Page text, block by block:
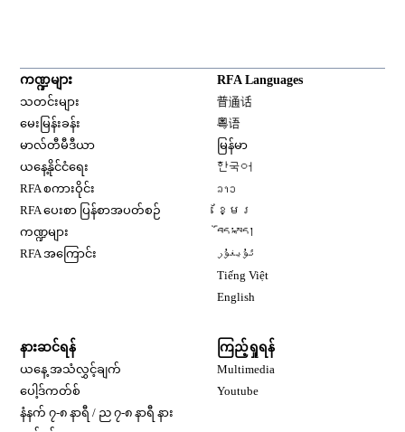
ကဏ္ဍများ
သတင်းများ
မေးမြန်းခန်း
မာလ်တီမီဒီယာ
ယနေ့နိုင်ငံရေး
RFA စကားဝိုင်း
RFA ပေးစာ ပြန်စာအပတ်စဉ်
ကဏ္ဍများ
RFA အကြောင်း
RFA Languages
普通话
粤语
မြန်မာ
한국어
ລາວ
ខ្មែរ
བོད་སྐད།
ئۇيغۇر
Tiếng Việt
English
နားဆင်ရန်
ယနေ့ အသံလွှင့်ချက်
ပေါ့ဒ်ကတ်စ်
နံနက် ၇-၈ နာရီ / ည ၇-၈ နာရီ နား
ကြည့်ရှုရန်
Multimedia
Youtube